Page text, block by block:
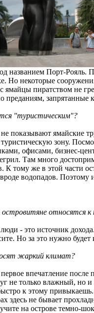
названием Порт-Рояль.
Но некоторые
ямайцы пиратством не
преданиям, запрятанные
"туристическим"?
показывают ямайские
зону.
офисами, бизнес-
Там много
К тому же в этой части
водопадов.
островитяне относятся
- это источник
Но за это нужно будет
жаркий климат?
впечатление
не только влажный, но
к этому
здесь не бывает
на острове темно-